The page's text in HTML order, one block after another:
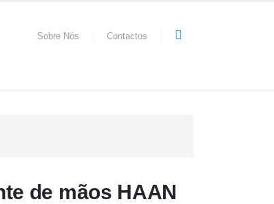
Sobre Nós Contactos
de mãos HAAN